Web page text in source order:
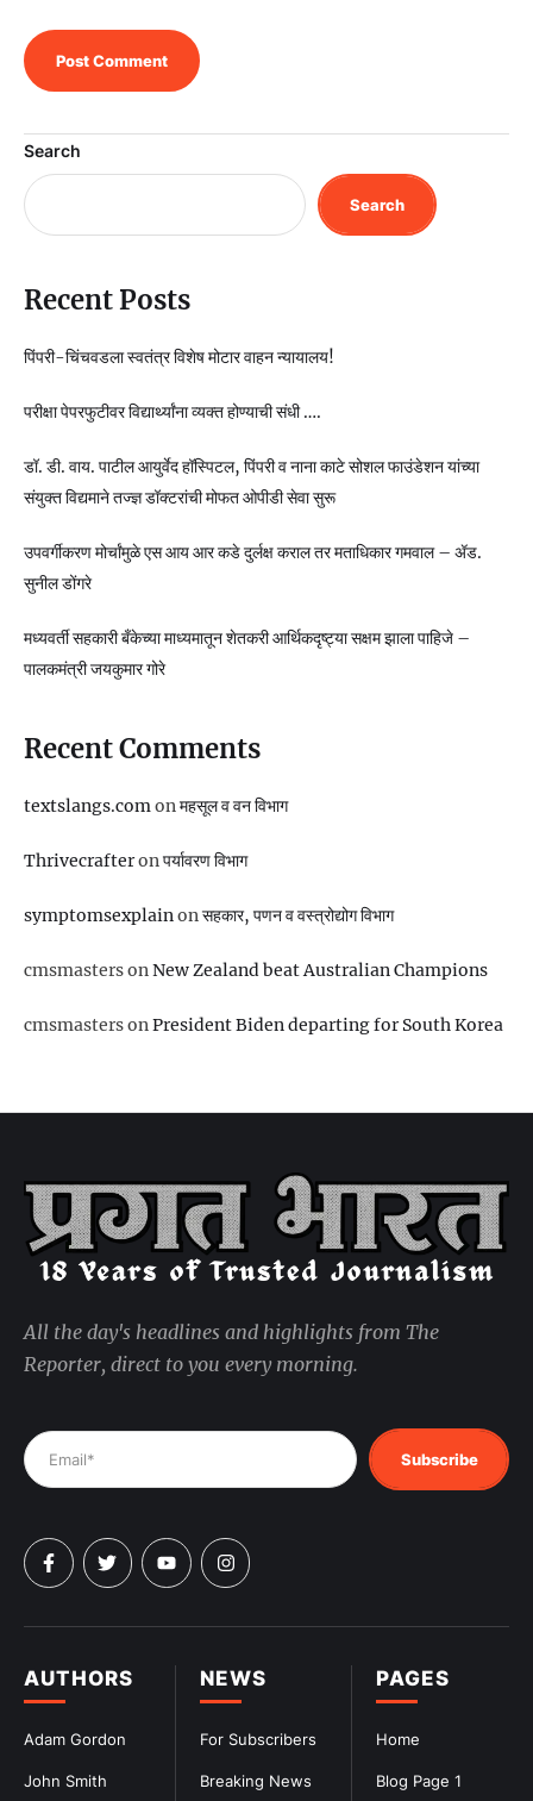
Search
Search
Recent Posts
पिंपरी-चिंचवडला स्वतंत्र विशेष मोटार वाहन न्यायालय!
परीक्षा पेपरफुटीवर विद्यार्थ्यांना व्यक्त होण्याची संधी ….
डॉ. डी. वाय. पाटील आयुर्वेद हॉस्पिटल, पिंपरी व नाना काटे सोशल फाउंडेशन यांच्या
संयुक्त विद्यमाने तज्ज्ञ डॉक्टरांची मोफत ओपीडी सेवा सुरू
उपवर्गीकरण मोर्चांमुळे एस आय आर कडे दुर्लक्ष कराल तर मताधिकार गमवाल – ॲड.
सुनील डोंगरे
मध्यवर्ती सहकारी बँकेच्या माध्यमातून शेतकरी आर्थिकदृष्ट्या सक्षम झाला पाहिजे –
पालकमंत्री जयकुमार गोरे
Recent Comments
textslangs.comonमहसूल व वन विभाग
Thrivecrafteronपर्यावरण विभाग
symptomsexplainonसहकार, पणन व वस्‍त्रोद्योग विभाग
cmsmastersonNew Zealand beat Australian Champions
cmsmastersonPresident Biden departing for South Korea
PAGES
Home
Blog Page 1
NEWS
For Subscribers
Breaking News
AUTHORS
Adam Gordon
John Smith
All the day's headlines and highlights from The
Reporter, direct to you every morning.
Subscribe